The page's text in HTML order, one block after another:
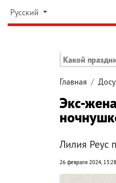
Русский
Какой
Главная
Экс-
Лилия Реус
26 февраля 2024, 13:28